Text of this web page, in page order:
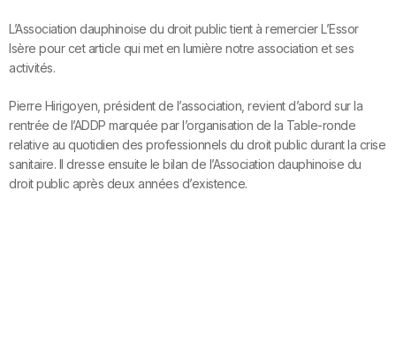
L’Association dauphinoise du droit public tient à remercier L’Essor
Isère pour cet article qui met en lumière notre association et ses
activités.
Pierre Hirigoyen, président de l’association, revient d’abord sur la
rentrée de l’ADDP marquée par l’organisation de la Table-ronde
relative au quotidien des professionnels du droit public durant la crise
sanitaire. Il dresse ensuite le bilan de l’Association dauphinoise du
droit public après deux années d’existence.